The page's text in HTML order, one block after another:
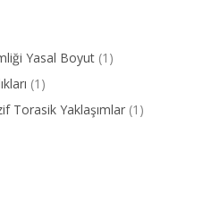
Yasal Boyut (1)
(1)
Torasik Yaklaşımlar (1)